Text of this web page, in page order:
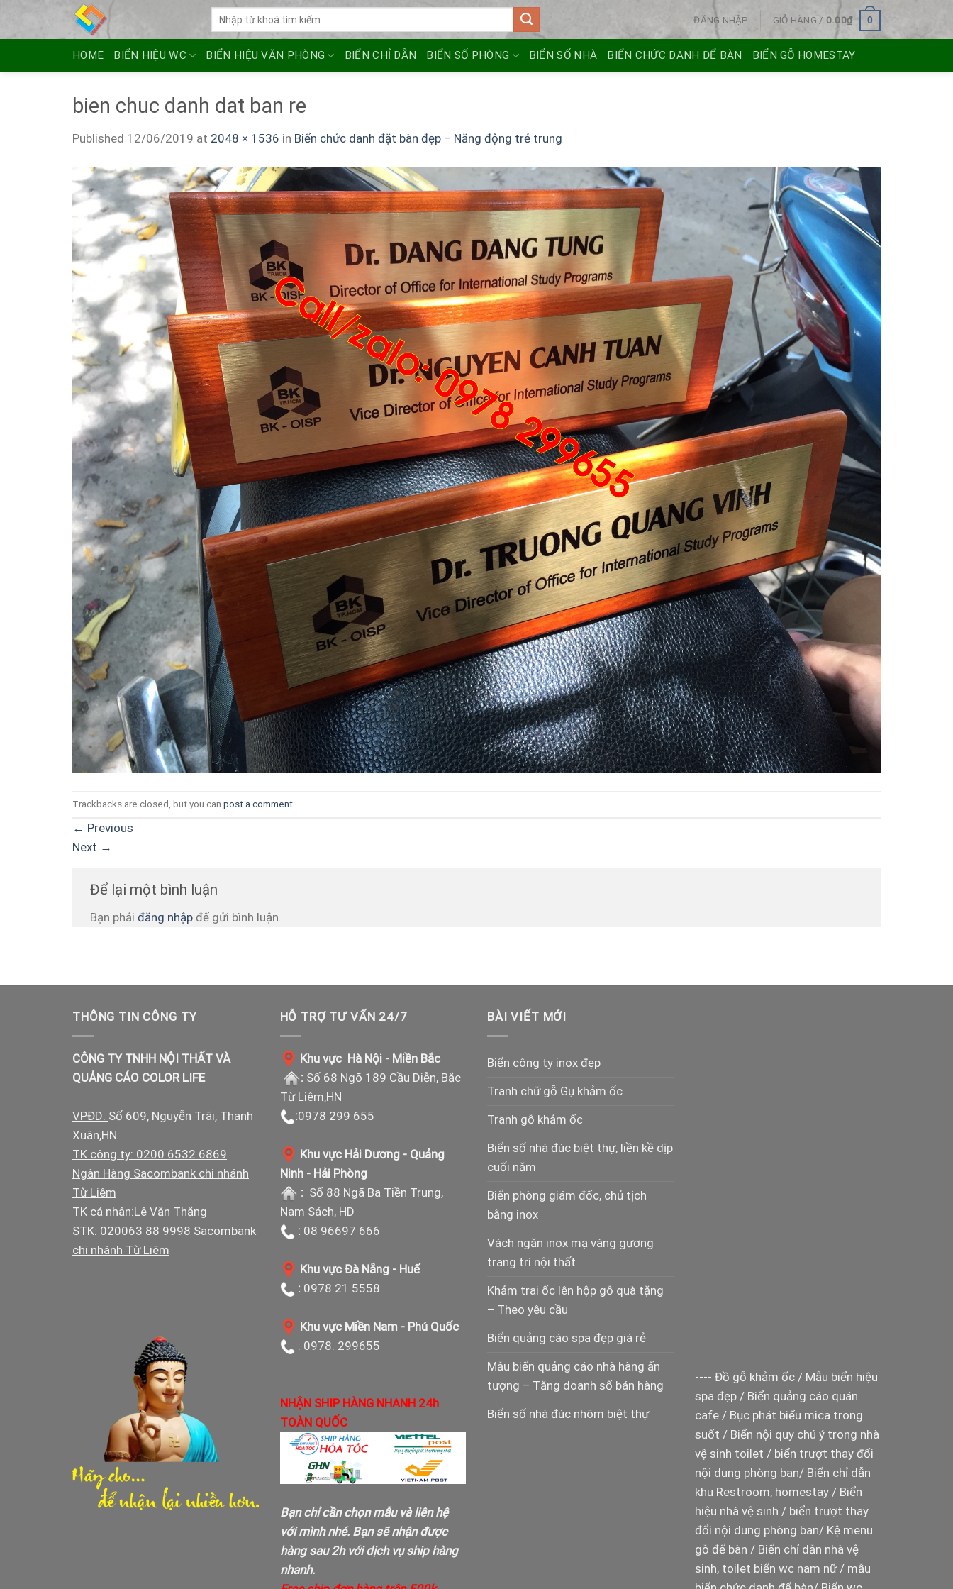
ĐĂNG NHẬP GIỎ HÀNG / 0.00₫ 0
HOME BIỂN HIỆU WC BIỂN HIỆU VĂN PHÒNG BIỂN CHỈ DẪN BIỂN SỐ PHÒNG BIỂN SỐ NHÀ BIỂN CHỨC DANH ĐỂ BÀN BIỂN GỖ HOMESTAY
bien chuc danh dat ban re
Published 12/06/2019 at 2048 × 1536 in Biển chức danh đặt bàn đẹp – Năng động trẻ trung
Trackbacks are closed, but you can post a comment
← Previous
Next →
Để lại một bình luận
Bạn phải đăng nhập để gửi bình luận.
THÔNG TIN CÔNG TY
CÔNG TY TNHH NỘI THẤT VÀ
QUẢNG CÁO COLOR LIFE
VPĐD: Số 609, Nguyễn Trãi, Thanh
Xuân,HN
TK công ty: 0200 6532 6869
Ngân Hàng Sacombank chi nhánh
Từ Liêm
TK cá nhân:Lê Văn Thắng
STK: 020063 88 9998 Sacombank
chi nhánh Từ Liêm
HỖ TRỢ TƯ VẤN 24/7
Khu vực Hà Nội - Miền Bắc
: Số 68 Ngõ 189 Cầu Diễn, Bắc
Từ Liêm,HN
:0978 299 655
Khu vực Hải Dương - Quảng
Ninh - Hải Phòng
: Số 88 Ngã Ba Tiền Trung,
Nam Sách, HD
: 08 96697 666
Khu vực Đà Nẵng - Huế
: 0978 21 5558
Khu vực Miền Nam - Phú Quốc
: 0978. 299655
NHẬN SHIP HÀNG NHANH 24h
TOÀN QUỐC
Bạn chỉ cần chọn mẫu và liên hệ
với mình nhé. Bạn sẽ nhận được
hàng sau 2h với dịch vụ ship hàng
nhanh.
BÀI VIẾT MỚI
Biển công ty inox đẹp
Tranh chữ gỗ Gụ khảm ốc
Tranh gỗ khảm ốc
Biển số nhà đúc biệt thự, liền kề dịp
cuối năm
Biển phòng giám đốc, chủ tịch
bằng inox
Vách ngăn inox mạ vàng gương
trang trí nội thất
Khảm trai ốc lên hộp gỗ quà tặng
– Theo yêu cầu
Biển quảng cáo spa đẹp giá rẻ
Mẫu biển quảng cáo nhà hàng ấn
tượng – Tăng doanh số bán hàng
Biển số nhà đúc nhôm biệt thự
---- Đồ gỗ khảm ốc/ Mẫu biển hiệu
spa đẹp/ Biển quảng cáo quán
cafe/ Bục phát biểu mica trong
suốt / Biển nội quy chú ý trong nhà
vệ sinh toilet / biển trượt thay đổi
nội dung phòng ban/ Biển chỉ dẫn
khu Restroom, homestay/ Biển
hiệu nhà vệ sinh / biển trượt thay
đổi nội dung phòng ban/ Kệ menu
gỗ để bàn / Biển chỉ dẫn nhà vệ
sinh, toilet biển wc nam nữ/ mẫu